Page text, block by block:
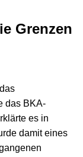
Grenzen
das BKA-
es in
damit eines